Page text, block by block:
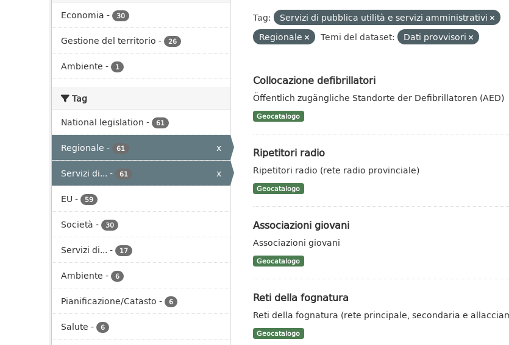
Economia - 30
Gestione del territorio - 26
Ambiente - 1
Tag
National legislation - 61
Regionale - 61
x
Servizi di... - 61
x
EU - 59
Società - 30
Servizi di... - 17
Ambiente - 6
Pianificazione/Catasto - 6
Salute - 6
Tag:
Servizi di pubblica utilità e servizi amministrativi
Regionale
Temi del dataset: Dati provvisori
Collocazione defibrillatori
Öffentlich zugängliche Standorte der Defibrillatoren (AED)
Geocatalogo
Ripetitori radio
Ripetitori radio (rete radio provinciale)
Geocatalogo
Associazioni giovani
Associazioni giovani
Geocatalogo
Reti della fognatura
Reti della fognatura (rete principale, secondaria e
Geocatalogo